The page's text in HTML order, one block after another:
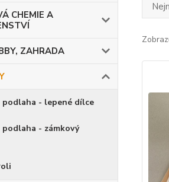
CHEMIE A
ZAHRADA
podlaha - lepené dílce
- zámkový